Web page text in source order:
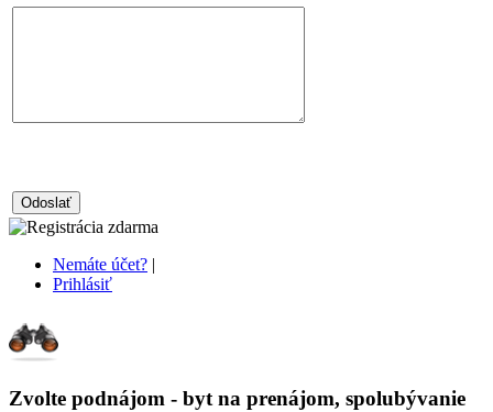
Nemáte účet? |
Prihlásiť
Zvolte podnájom - byt na prenájom, spolubývanie